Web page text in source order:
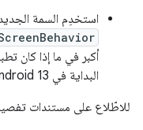
استخدِم السمة
أكبر في ما إذا كان
البداية في Android 13 والإصدارات الأحدث.
للاطّلاع على مستندات